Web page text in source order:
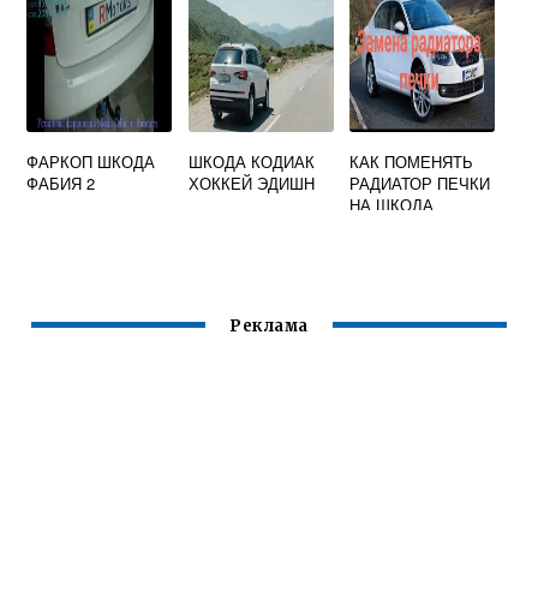
ФАРКОП ШКОДА
ФАБИЯ 2
ШКОДА КОДИАК
ХОККЕЙ ЭДИШН
КАК ПОМЕНЯТЬ
РАДИАТОР ПЕЧКИ
НА ШКОДА
Реклама